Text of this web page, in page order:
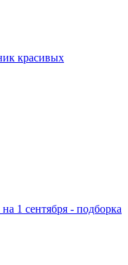
красивых
1 сентября - подборка